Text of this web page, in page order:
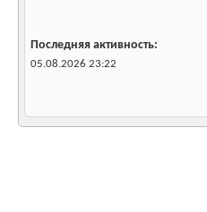
Последняя активность
05.08.2026 23:22